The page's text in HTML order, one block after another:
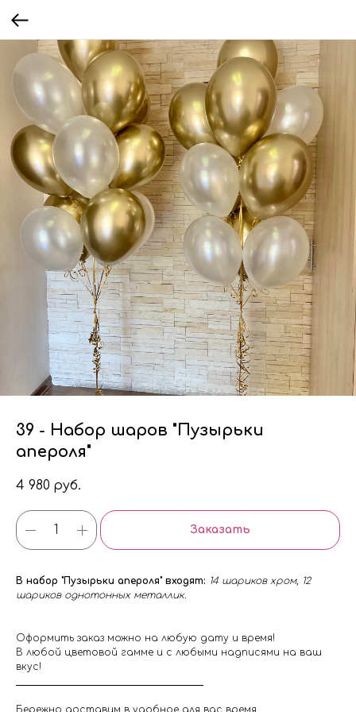
39 - Набор шаров "Пузырьки
апероля"
4 980 руб.
Заказать
В набор "Пузырьки апероля" входят: 14 шариков хром, 12
шариков однотонных металлик.
Оформить заказ можно на любую дату и время!
В любой цветовой гамме и с любыми надписями на ваш
вкус!
Бережно доставим в удобное для вас время